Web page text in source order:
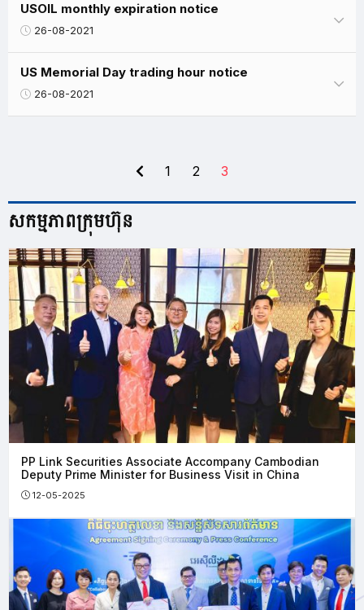
USOIL monthly expiration notice
26-08-2021
US Memorial Day trading hour notice
26-08-2021
1 2 3
សកម្មភាព​ក្រុមហ៊ុន
PP Link Securities Associate Accompany Cambodian
Deputy Prime Minister for Business Visit in China
12-05-2025